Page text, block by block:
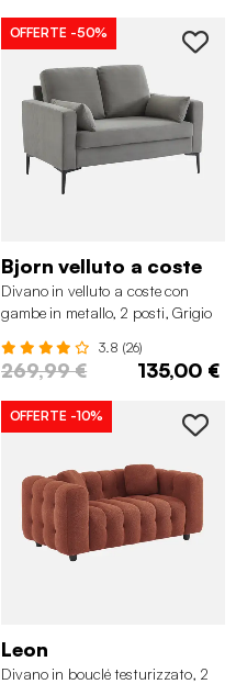
OFFERTE -50%
Bjorn velluto a coste
Divano in velluto a coste con
gambe in metallo, 2 posti, Grigio
3.8 (26)
269,99 € 135,00 €
OFFERTE -10%
Leon
Divano in bouclé testurizzato, 2